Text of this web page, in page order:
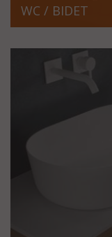
WC / BIDET